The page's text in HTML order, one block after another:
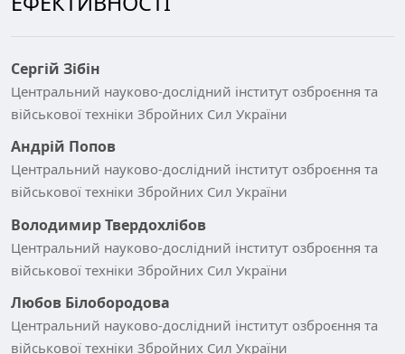
Сергій Зібін
Центральний науково-дослідний інститут озброєння та
військової техніки Збройних Сил України
Андрій Попов
Центральний науково-дослідний інститут озброєння та
військової техніки Збройних Сил України
Володимир Твердохлібов
Центральний науково-дослідний інститут озброєння та
військової техніки Збройних Сил України
Любов Білобородова
Центральний науково-дослідний інститут озброєння та
військової техніки Збройних Сил України